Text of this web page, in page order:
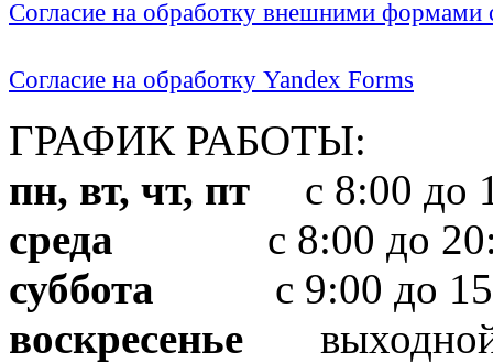
Согласие на обработку внешними формами
Согласие на обработку Yandex Forms
ГРАФИК РАБОТЫ:
пн, вт, чт, пт с 8:00 до
среда с 8:00 до
суббота с 9:00 до
воскресенье